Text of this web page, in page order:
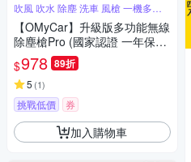
吹風 吹水 除塵 洗車 風槍 一機多用
途
【OMyCar】升級版多功能無線
除塵槍Pro (國家認證 一年保固)
充氣洗車 暴力渦輪風扇 手持強
力風槍 暴力吹風
$978 89折
5 (1)
挑戰低價 券
加入購物車